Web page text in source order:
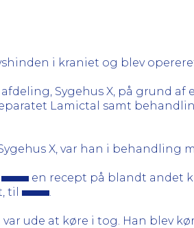
i kraniet og blev
Sygehus X, på grund
Lamictal samt
X, var han i behandling
en recept på blandt andet
til
.
ude at køre i tog. Han blev